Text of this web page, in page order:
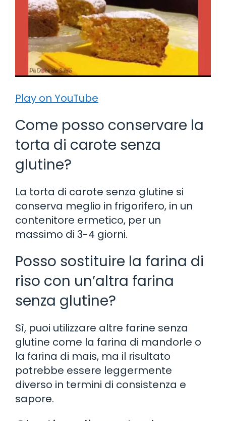
Play on YouTube
Come posso conservare la
torta di carote senza
glutine?
La torta di carote senza glutine si
conserva meglio in frigorifero, in un
contenitore ermetico, per un
massimo di 3-4 giorni.
Posso sostituire la farina di
riso con un’altra farina
senza glutine?
Sì, puoi utilizzare altre farine senza
glutine come la farina di mandorle o
la farina di mais, ma il risultato
potrebbe essere leggermente
diverso in termini di consistenza e
sapore.